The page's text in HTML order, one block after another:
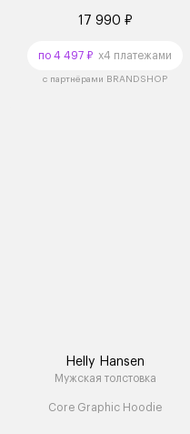
17 990 ₽
по 4 497 ₽ x4 платежами
с партнёрами BRANDSHOP
Helly Hansen
Мужская толстовка
Core Graphic Hoodie